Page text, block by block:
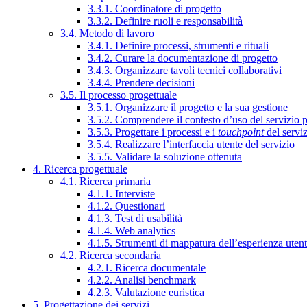
3.3.1. Coordinatore di progetto
3.3.2. Definire ruoli e responsabilità
3.4. Metodo di lavoro
3.4.1. Definire processi, strumenti e rituali
3.4.2. Curare la documentazione di progetto
3.4.3. Organizzare tavoli tecnici collaborativi
3.4.4. Prendere decisioni
3.5. Il processo progettuale
3.5.1. Organizzare il progetto e la sua gestione
3.5.2. Comprendere il contesto d’uso del servizio
3.5.3. Progettare i processi e i touchpointdel
3.5.4. Realizzare l’interfaccia utente del servizio
3.5.5. Validare la soluzione ottenuta
4. Ricerca progettuale
4.1. Ricerca primaria
4.1.1. Interviste
4.1.2. Questionari
4.1.3. Test di usabilità
4.1.4. Web analytics
4.1.5. Strumenti di mappatura dell’esperienza
4.2. Ricerca secondaria
4.2.1. Ricerca documentale
4.2.2. Analisi benchmark
4.2.3. Valutazione euristica
5. Progettazione dei servizi